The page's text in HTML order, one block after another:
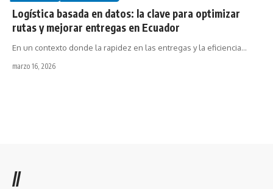
Logística basada en datos: la clave para optimizar
rutas y mejorar entregas en Ecuador
En un contexto donde la rapidez en las entregas y la eficiencia…
marzo 16, 2026
//